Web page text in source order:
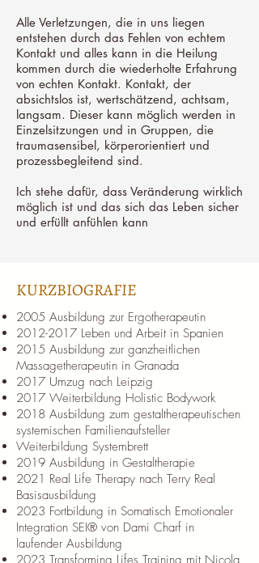
Alle Verletzungen, die in uns liegen
entstehen durch das Fehlen von echtem
Kontakt und alles kann in die Heilung
kommen durch die wiederholte Erfahrung
von echten Kontakt. Kontakt, der
absichtslos ist, wertschätzend, achtsam,
langsam. Dieser kann möglich werden in
Einzelsitzungen und in Gruppen, die
traumasensibel, körperorientiert und
prozessbegleitend sind.
Ich stehe dafür, dass Veränderung wirklich
möglich ist und das sich das Leben sicher
und erfüllt anfühlen kann
KURZBIOGRAFIE
2005 Ausbildung zur Ergotherapeutin
2012-2017 Leben und Arbeit in Spanien
2015 Ausbildung zur ganzheitlichen
Massagetherapeutin in Granada
2017 Umzug nach Leipzig
2017 Weiterbildung Holistic Bodywork
2018 Ausbildung zum gestaltherapeutischen
systemischen Familienaufsteller
Weiterbildung Systembrett
2019 Ausbildung in Gestaltherapie
2021 Real Life Therapy nach Terry Real
Basisausbildung
2023 Fortbildung in Somatisch Emotionaler
Integration SEI® von Dami Charf in
laufender Ausbildung
2023 Transforming Lifes Training mit Nicola